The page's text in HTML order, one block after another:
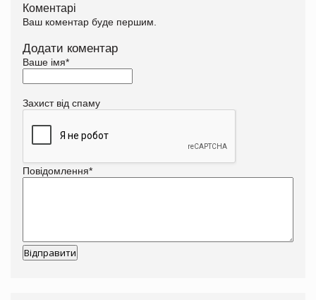
Коментарі
Ваш коментар буде першим.
Додати коментар
Ваше імя*
Захист від спаму
Повідомлення*